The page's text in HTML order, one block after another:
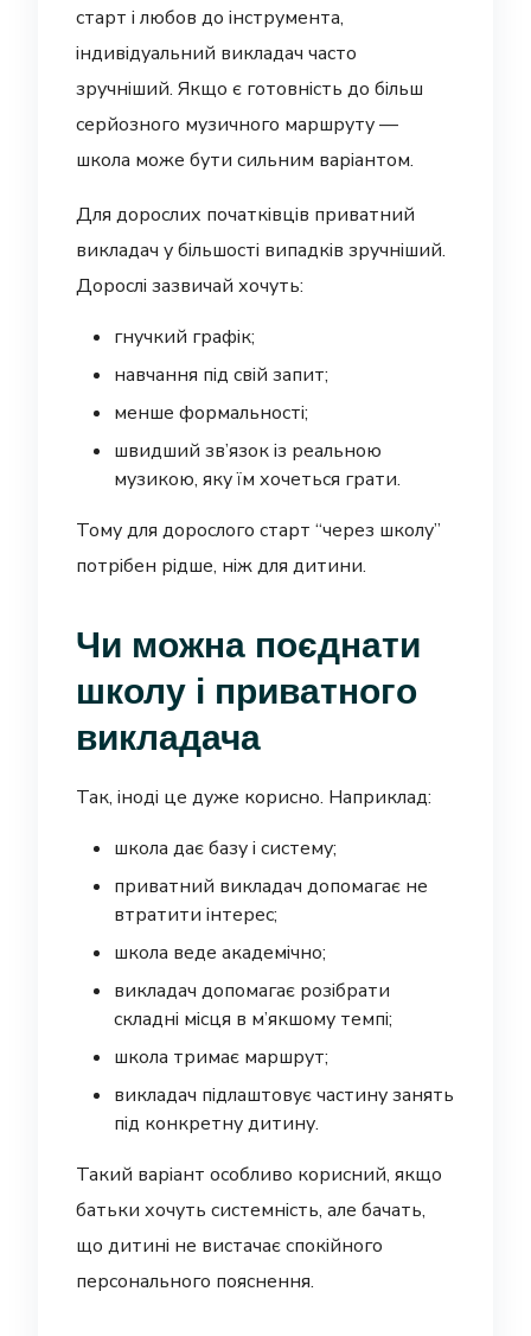
старт і любов до інструмента,
індивідуальний викладач часто
зручніший. Якщо є готовність до більш
серйозного музичного маршруту —
школа може бути сильним варіантом.
Для дорослих початківців приватний
викладач у більшості випадків зручніший.
Дорослі зазвичай хочуть:
гнучкий графік;
навчання під свій запит;
менше формальності;
швидший зв’язок із реальною
музикою, яку їм хочеться грати.
Тому для дорослого старт “через школу”
потрібен рідше, ніж для дитини.
Чи можна поєднати
школу і приватного
викладача
Так, іноді це дуже корисно. Наприклад:
школа дає базу і систему;
приватний викладач допомагає не
втратити інтерес;
школа веде академічно;
викладач допомагає розібрати
складні місця в м’якшому темпі;
школа тримає маршрут;
викладач підлаштовує частину занять
під конкретну дитину.
Такий варіант особливо корисний, якщо
батьки хочуть системність, але бачать,
що дитині не вистачає спокійного
персонального пояснення.